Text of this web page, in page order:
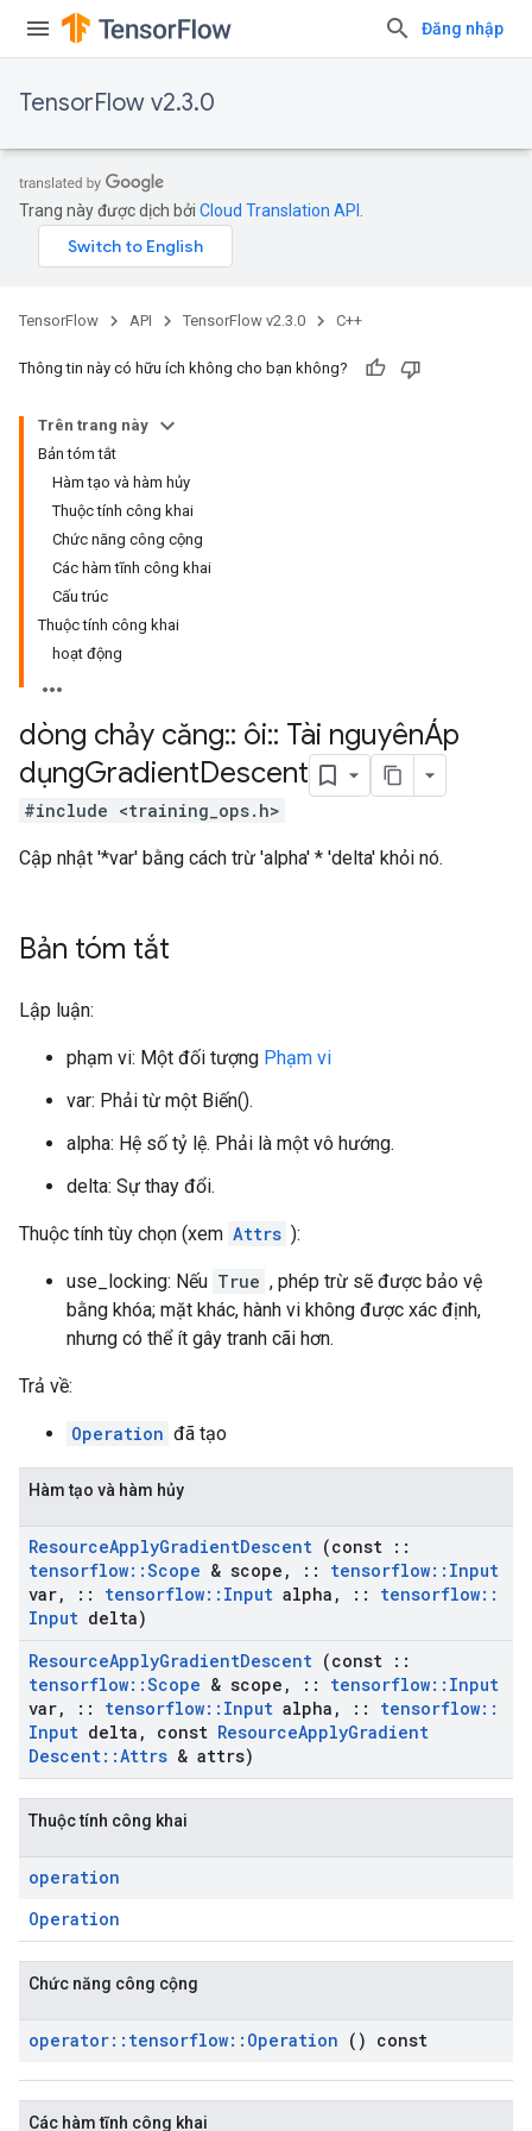
Đăng nhập
TensorFlow v2.3.0
Trang này được dịch bởi Cloud Translation API
TensorFlow API TensorFlow v2.3.0 C++
Thông tin này có hữu ích không cho bạn không?
Trên trang này
Bản tóm tắt
Hàm tạo và hàm hủy
Thuộc tính công khai
Chức năng công cộng
Các hàm tĩnh công khai
Cấu trúc
Thuộc tính công khai
hoạt động
dòng chảy căng:: ôi:: Tài nguyênÁp
dụngGradientDescent
#include <training_ops.h>
Cập nhật '*var' bằng cách trừ 'alpha' * 'delta' khỏi nó.
Bản tóm tắt
Lập luận:
phạm vi: Một đối tượng Phạm vi
var: Phải từ một Biến().
alpha: Hệ số tỷ lệ. Phải là một vô hướng.
delta: Sự thay đổi.
Thuộc tính tùy chọn (xem Attrs ):
use_locking: Nếu True , phép trừ sẽ được bảo vệ
bằng khóa; mặt khác, hành vi không được xác định,
nhưng có thể ít gây tranh cãi hơn.
Trả về:
Operation đã tạo
Hàm tạo và hàm hủy
ResourceApplyGradientDescent (const ::
tensorflow::Scope & scope , :: tensorflow:: Input
var, :: tensorflow:: Input alpha , :: tensorflow::
Input delta)
ResourceApplyGradientDescent (const ::
tensorflow::Scope & scope , :: tensorflow:: Input
var, :: tensorflow:: Input alpha , :: tensorflow::
Input delta , const ResourceApplyGradient
Descent::Attrs & attrs)
Thuộc tính công khai
operation
Operation
Chức năng công cộng
operator:: tensorflow:: Operation () const
Các hàm tĩnh công khai